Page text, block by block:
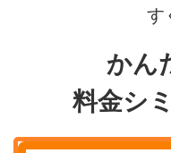
す
かん
料金シ